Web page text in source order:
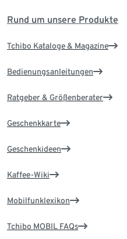
Rund um unsere Produkte
Tchibo Kataloge & Magazine
Bedienungsanleitungen
Ratgeber & Größenberater
Geschenkkarte
Geschenkideen
Kaffee-Wiki
Mobilfunklexikon
Tchibo MOBIL FAQs